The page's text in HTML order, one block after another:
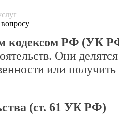
кодексом РФ (УК
Они
или
(ст. 61 УК РФ)